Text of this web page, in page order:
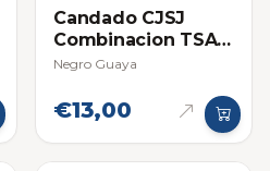
Candado CJSJ
Combinacion TSA
4 Diales
Negro Guaya
€13,00